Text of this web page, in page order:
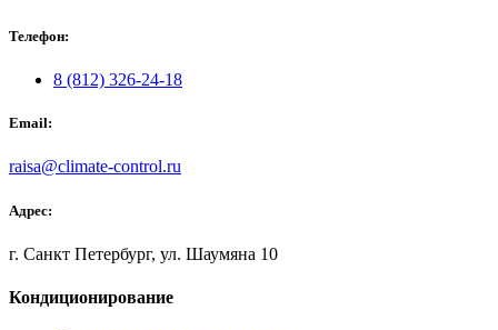
Телефон:
8 (812) 326-24-18
Email:
raisa@climate-control.ru
Адрес:
г. Санкт Петербург, ул. Шаумяна 10
Кондиционирование